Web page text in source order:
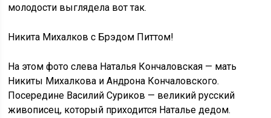
молодости выглядела вот так.
Никита Михалков с Брэдом Питтом!
На этом фото слева Наталья Кончаловская — мать
Никиты Михалкова и Андрона Кончаловского.
Посередине Василий Суриков — великий русский
живописец, который приходится Наталье дедом.